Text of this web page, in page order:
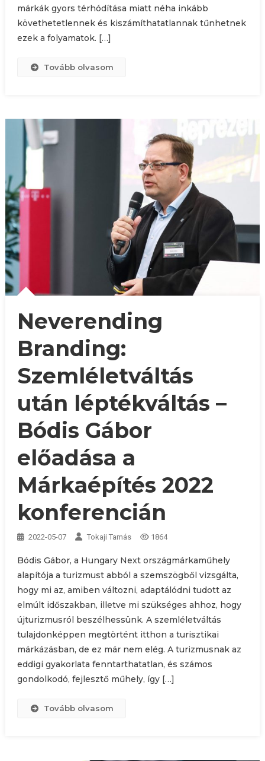
márkák gyors térhódítása miatt néha inkább
követhetetlennek és kiszámíthatatlannak tűnhetnek
ezek a folyamatok. […]
Tovább olvasom
Neverending
Branding:
Szemléletváltás
után léptékváltás –
Bódis Gábor
előadása a
Márkaépítés 2022
konferencián
2022-05-07 Tokaji Tamás 1864
Bódis Gábor, a Hungary Next országmárkaműhely
alapítója a turizmust abból a szemszögből vizsgálta,
hogy mi az, amiben változni, adaptálódni tudott az
elmúlt időszakban, illetve mi szükséges ahhoz, hogy
újturizmusról beszélhessünk. A szemléletváltás
tulajdonképpen megtörtént itthon a turisztikai
márkázásban, de ez már nem elég. A turizmusnak az
eddigi gyakorlata fenntarthatatlan, és számos
gondolkodó, fejlesztő műhely, így […]
Tovább olvasom